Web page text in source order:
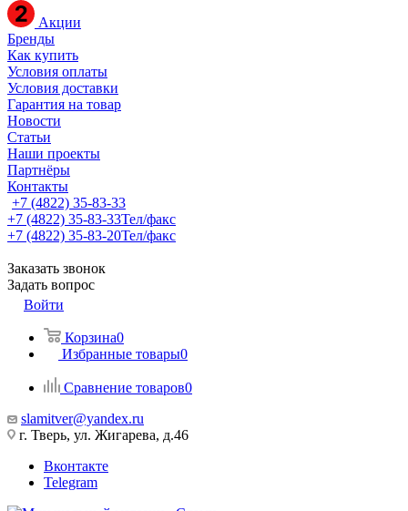
Акции
Бренды
Как купить
Условия оплаты
Условия доставки
Гарантия на товар
Новости
Статьи
Наши проекты
Партнёры
Контакты
+7 (4822) 35-83-33
+7 (4822) 35-83-33Тел/факс
+7 (4822) 35-83-20Тел/факс
Заказать звонок
Задать вопрос
Войти
Корзина0
Избранные товары0
Сравнение товаров0
slamitver@yandex.ru
г. Тверь, ул. Жигарева, д.46
Вконтакте
Telegram